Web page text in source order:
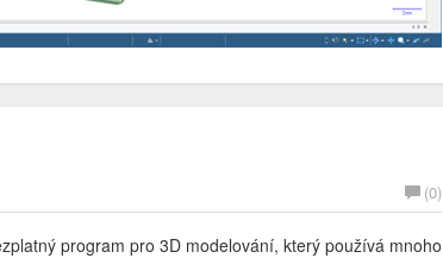
(0)
program pro 3D modelování, který používá mnoho